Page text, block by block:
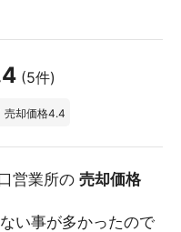
(5件)
売却価格4.4
営業所の 売却価格
い事が多かったので